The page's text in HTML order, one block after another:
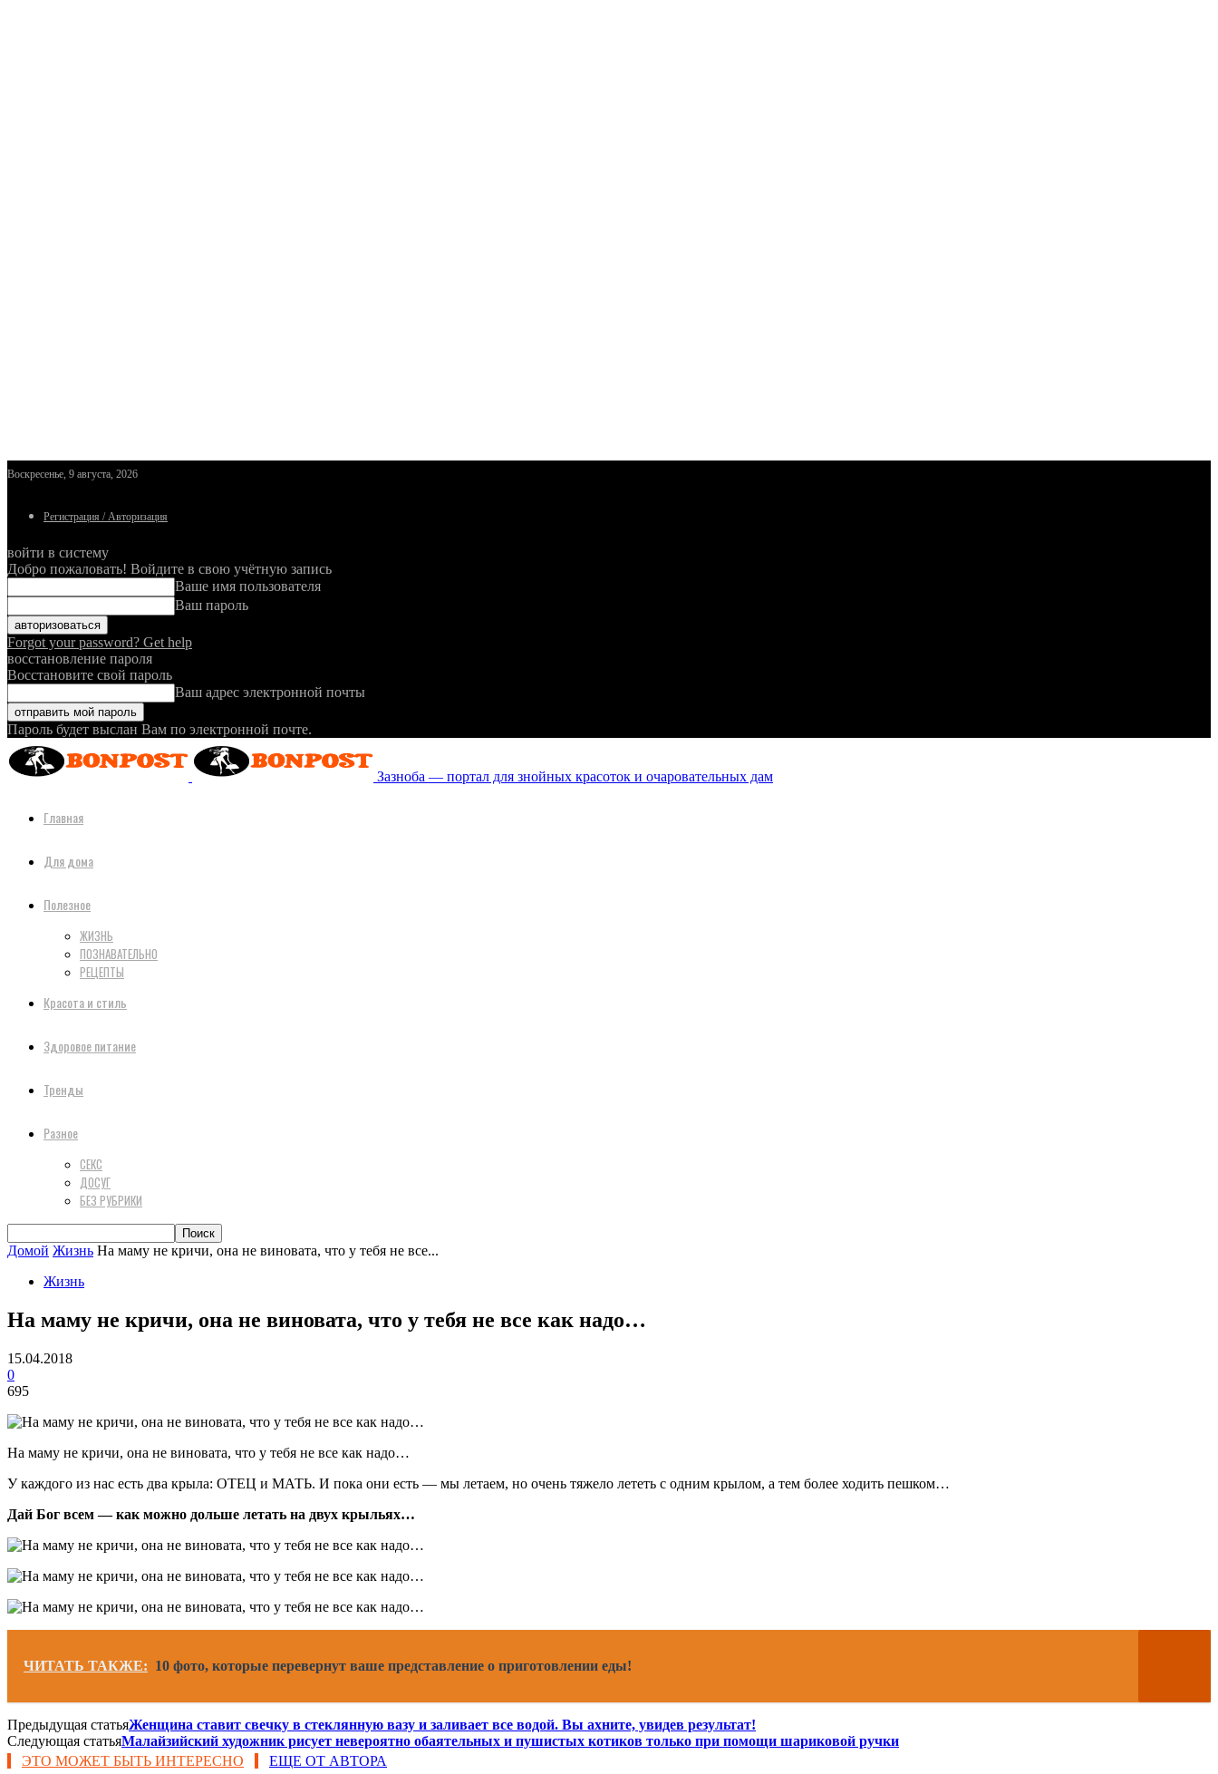
Воскресенье, 9 августа, 2026
Регистрация / Авторизация
войти в систему
Добро пожаловать! Войдите в свою учётную запись
Ваше имя пользователя
Ваш пароль
Forgot your password? Get help
восстановление пароля
Восстановите свой пароль
Ваш адрес электронной почты
Пароль будет выслан Вам по электронной почте.
Зазноба — портал для знойных красоток и очаровательных дам
Главная
Для дома
Полезное
ЖИЗНЬ
ПОЗНАВАТЕЛЬНО
РЕЦЕПТЫ
Красота и стиль
Здоровое питание
Тренды
Разное
СЕКС
ДОСУГ
БЕЗ РУБРИКИ
Домой Жизнь На маму не кричи, она не виновата, что у тебя не все...
Жизнь
На маму не кричи, она не виновата, что у тебя не все как надо…
15.04.2018
0
695
На маму не кричи, она не виновата, что у тебя не все как надо…
У каждого из нас есть два крыла: ОТЕЦ и МАТЬ. И пока они есть — мы летаем, но очень тяжело лететь с одним крылом, а тем более ходить пешком…
Дай Бог всем — как можно дольше летать на двух крыльях…
ЧИТАТЬ ТАКЖЕ: 10 фото, которые перевернут ваше представление о приготовлении еды!
Предыдущая статьяЖенщина ставит свечку в стеклянную вазу и заливает все водой. Вы ахните, увидев результат!
Следующая статьяМалайзийский художник рисует невероятно обаятельных и пушистых котиков только при помощи шариковой ручки
ЭТО МОЖЕТ БЫТЬ ИНТЕРЕСНО
ЕЩЕ ОТ АВТОРА